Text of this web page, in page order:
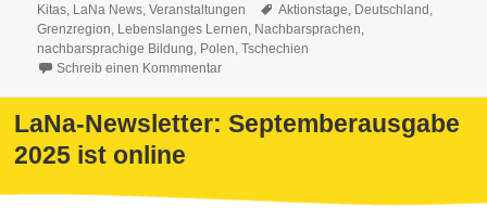
am
Kitas, LaNa News,Veranstaltungen Schlagwörter
Aktionstage, Deutschland ,
Grenzregion, Lebenslanges Lernen, Nachbarsprachen,
nachbarsprachige Bildung, Polen,Tschechien
Schreib einen Kommmentar
LaNa-Newsletter: Septemberausgabe
2025 ist online